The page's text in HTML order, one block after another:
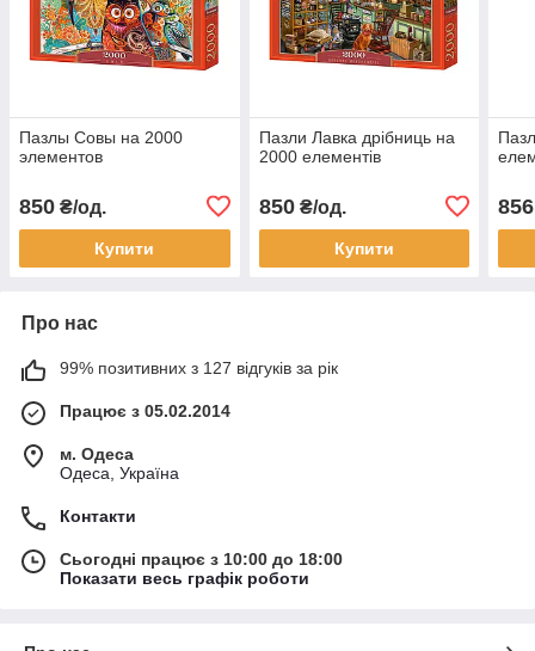
Пазлы Совы на 2000
элементов
850 ₴/од.
Купити
Пазли Лавка дрібниць на
2000 елементів
850₴/од.
Купити
856
Про нас
99% позитивних з 127 відгуків за рік
Працює з 05.02.2014
м. Одеса
Одеса, Україна
Контакти
Сьогодні працює з 10:00 до 18:00
Показати весь графік роботи